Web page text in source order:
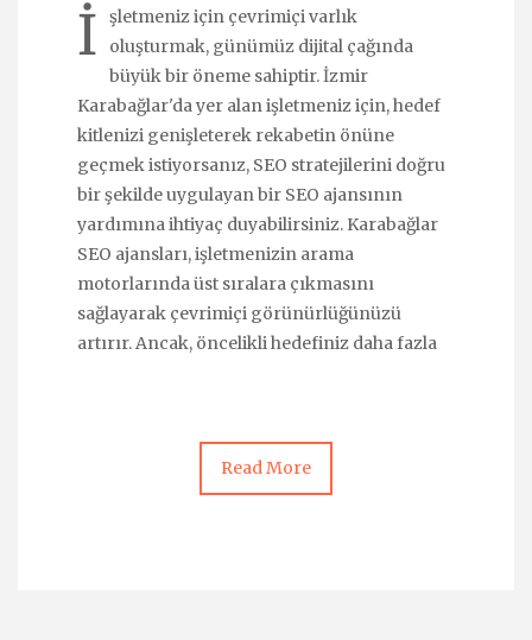
İ
şletmeniz için çevrimiçi varlık
oluşturmak, günümüz dijital çağında
büyük bir öneme sahiptir. İzmir
Karabağlar'da yer alan işletmeniz için, hedef
kitlenizi genişleterek rekabetin önüne
geçmek istiyorsanız, SEO stratejilerini doğru
bir şekilde uygulayan bir SEO ajansının
yardımına ihtiyaç duyabilirsiniz. Karabağlar
SEO ajansları, işletmenizin arama
motorlarında üst sıralara çıkmasını
sağlayarak çevrimiçi görünürlüğünüzü
artırır. Ancak, öncelikli hedefiniz daha fazla
Read More